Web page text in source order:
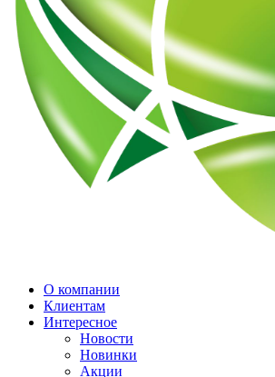
О компании
Клиентам
Интересное
Новости
Новинки
Акции